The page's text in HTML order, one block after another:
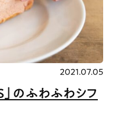
のふわふわシフ
2021.07.05